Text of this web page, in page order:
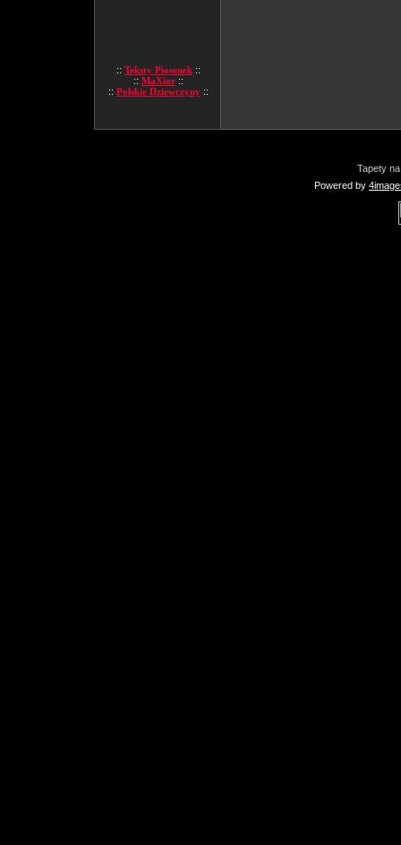
:: Teksty Piosenek ::
:: MaXior ::
:: Polskie Dziewczyny ::
Tapety
Powered by